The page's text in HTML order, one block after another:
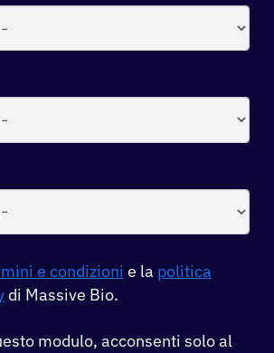
e condizioni e la politica
di Massive Bio.
modulo, acconsenti solo al